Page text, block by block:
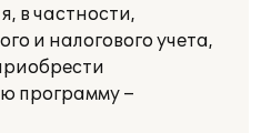
в частности,
и налогового учета,
программу –